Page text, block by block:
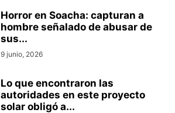
Horror en Soacha: capturan a
hombre señalado de abusar de
sus...
9 junio, 2026
Lo que encontraron las
autoridades en este proyecto
solar obligó a...